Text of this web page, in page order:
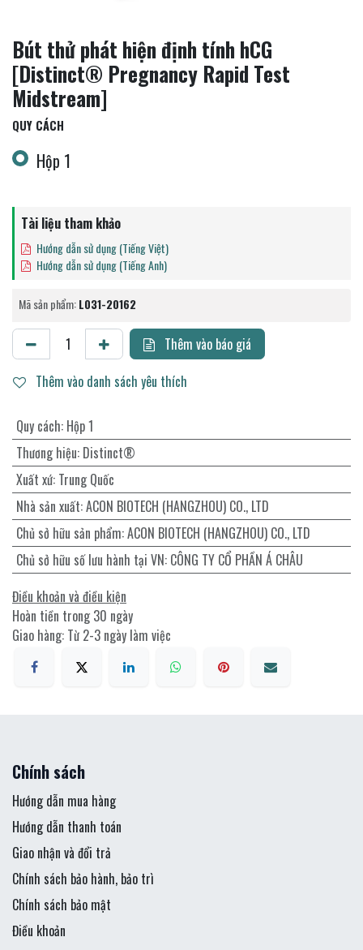
Bút thử phát hiện định tính hCG
[Distinct® Pregnancy Rapid Test
Midstream]
QUY CÁCH
Hộp 1
Tài liệu tham khảo
Hướng dẫn sử dụng (Tiếng Việt)
Hướng dẫn sử dụng (Tiếng Anh)
Mã sản phẩm:L031-20162
Thêm vào báo giá
Thêm vào danh sách yêu thích
Quy cách: Hộp 1
Thương hiệu: Distinct®
Xuất xứ: Trung Quốc
Nhà sản xuất:ACON BIOTECH (HANGZHOU) CO., LTD
Chủ sở hữu sản phẩm:ACON BIOTECH (HANGZHOU) CO., LTD
Chủ sở hữu số lưu hành tại VN: CÔNG TY CỔ PHẦN Á CHÂU
Điều khoản và điều kiện
Hoàn tiền trong 30 ngày
Giao hàng: Từ 2-3 ngày làm việc
Chính sách
Hướng dẫn mua hàng
Hướng dẫn thanh toán
Giao nhận và đổi trả
Chính sách bảo hành, bảo trì
Chính sách bảo mật
Điều khoản